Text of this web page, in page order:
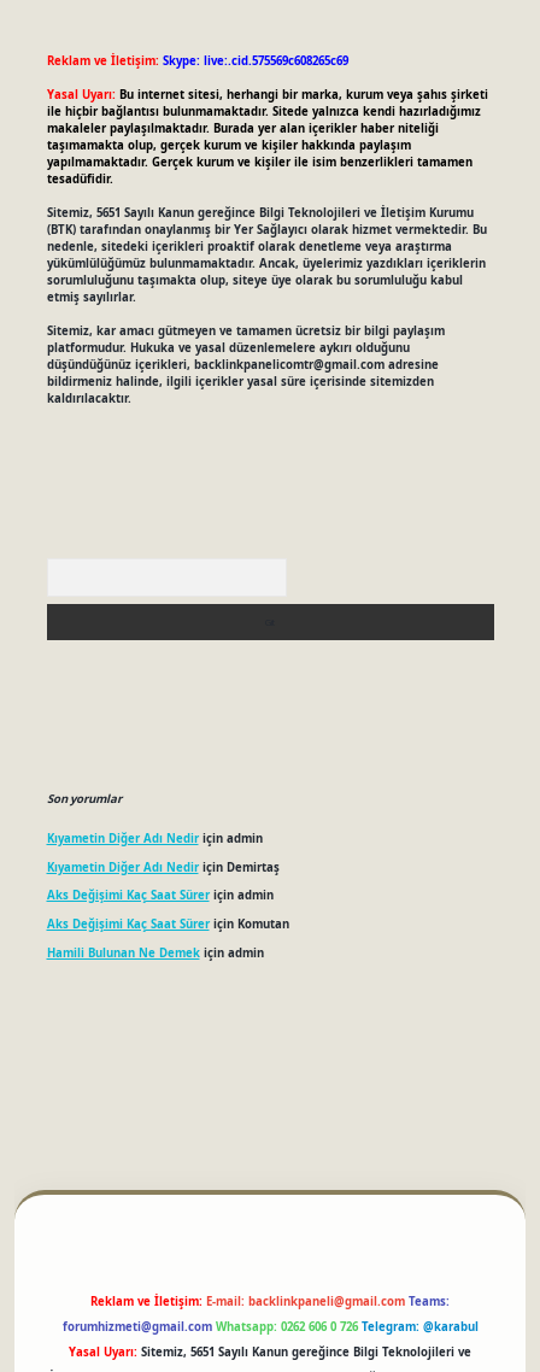
Reklam ve İletişim: Skype: live:.cid.575569c608265c69
Yasal Uyarı: Bu internet sitesi, herhangi bir marka, kurum veya şahıs şirketi
ile hiçbir bağlantısı bulunmamaktadır. Sitede yalnızca kendi hazırladığımız
makaleler paylaşılmaktadır. Burada yer alan içerikler haber niteliği
taşımamakta olup, gerçek kurum ve kişiler hakkında paylaşım
yapılmamaktadır. Gerçek kurum ve kişiler ile isim benzerlikleri tamamen
tesadüfidir.
Sitemiz, 5651 Sayılı Kanun gereğince Bilgi Teknolojileri ve İletişim Kurumu
(BTK) tarafından onaylanmış bir Yer Sağlayıcı olarak hizmet vermektedir. Bu
nedenle, sitedeki içerikleri proaktif olarak denetleme veya araştırma
yükümlülüğümüz bulunmamaktadır. Ancak, üyelerimiz yazdıkları içeriklerin
sorumluluğunu taşımakta olup, siteye üye olarak bu sorumluluğu kabul
etmiş sayılırlar.
Sitemiz, kar amacı gütmeyen ve tamamen ücretsiz bir bilgi paylaşım
platformudur. Hukuka ve yasal düzenlemelere aykırı olduğunu
düşündüğünüz içerikleri, backlinkpanelicomtr@gmail.comadresine
bildirmeniz halinde, ilgili içerikler yasal süre içerisinde sitemizden
kaldırılacaktır.
Son yorumlar
Kıyametin Diğer Adı Nediriçin admin
Kıyametin Diğer Adı Nediriçin Demirtaş
Aks Değişimi Kaç Saat Süreriçin admin
Aks Değişimi Kaç Saat Süreriçin Komutan
Hamili Bulunan Ne Demekiçin admin
Reklam ve İletişim: E-mail: backlinkpaneli@gmail.com Teams:
forumhizmeti@gmail.com Whatsapp: 0262 606 0 726 Telegram: @karabul
Yasal Uyarı: Sitemiz, 5651 Sayılı Kanun gereğince Bilgi Teknolojileri ve